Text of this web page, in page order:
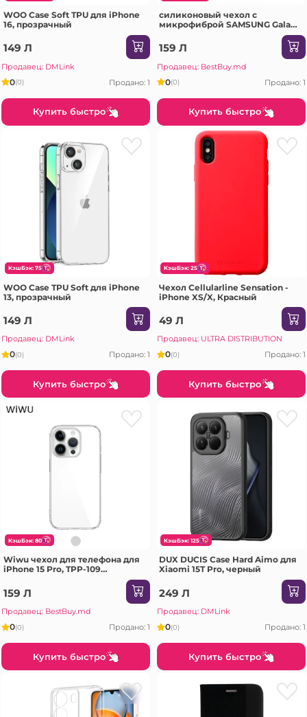
WOO Case Soft TPU для iPhone
16, прозрачный
149 Л
Продавец: DMLink
0(0) Продано: 1
Купить быстро
силиконовый чехол с
микрофиброй SAMSUNG Galaxy
A56 песочно-розовый Чехол
159 Л
Продавец: BestBuy.md
0(0) Продано: 1
Купить быстро
КэшБэк: 75
WOO Case TPU Soft для iPhone
13, прозрачный
149 Л
Продавец: DMLink
0(0) Продано: 1
Купить быстро
КэшБэк: 25
Чехол Cellularline Sensation -
iPhone XS/X, Красный
49 Л
Продавец: ULTRA DISTRIBUTION
0(0) Продано: 1
Купить быстро
КэшБэк: 80
Wiwu чехол для телефона для
iPhone 15 Pro, TPP-109
159 Л
Продавец: BestBuy.md
0(0) Продано: 1
Купить быстро
КэшБэк: 125
DUX DUCIS Case Hard Aimo для
Xiaomi 15T Pro, черный
249 Л
Продавец: DMLink
0(0) Продано: 1
Купить быстро